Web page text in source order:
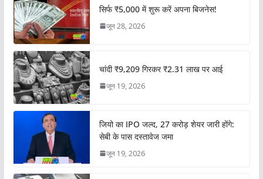
सिर्फ ₹5,000 में शुरू करें अपना बिजनेस!
जून 28, 2026
चांदी ₹9,209 गिरकर ₹2.31 लाख पर आई
जून 19, 2026
जियो का IPO जल्द, 27 करोड़ शेयर जारी होंगे:
सेबी के पास दस्तावेज जमा
जून 19, 2026